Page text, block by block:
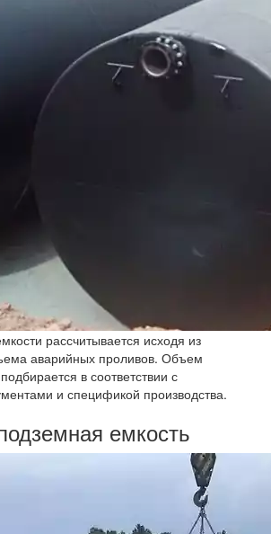
рассчитывается исходя из
аварийных проливов. Объем
в соответствии с
и спецификой производства.
емкость